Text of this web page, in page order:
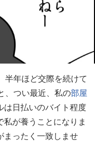
半年ほど交際を続けて
、つい最近、私の部屋
は日払いのバイト程度
が養うことになりま
まったく一致しませ